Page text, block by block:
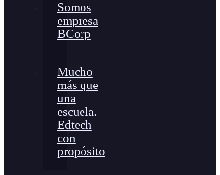
Somos
empresa
BCorp
Mucho
más que
una
escuela.
Edtech
con
propósito